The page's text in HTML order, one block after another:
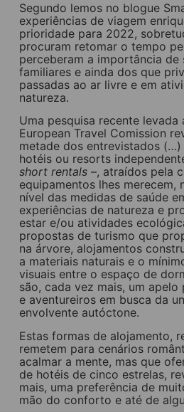
Segundo lemos no blogue
experiências de viagem
prioridade para 2022,
procuram retomar o tempo
perceberam a importância de
familiares e ainda dos que
passadas ao ar livre e em
natureza.
Uma pesquisa recente levada
European Travel Comission
metade dos entrevistados
hotéis ou resorts
short rentals –, atraídos pela
equipamentos lhes merecem,
nível das medidas de saúde
experiências de natureza e
estar e/ou atividades
propostas de turismo que
na árvore, alojamentos
a materiais naturais e o
visuais entre o espaço de
são, cada vez mais, um apelo
e aventureiros em busca da
envolvente autóctone.
Estas formas de alojamento,
remetem para cenários
acalmar a mente, mas que
de hotéis de cinco estrelas,
mais, uma preferência de
mão do conforto e até de